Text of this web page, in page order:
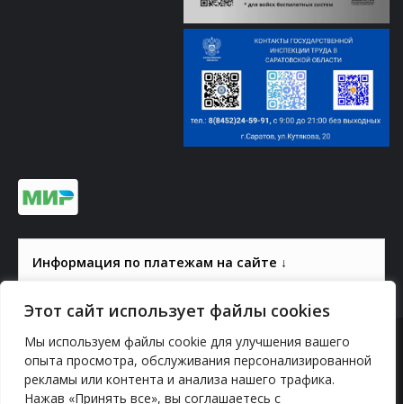
Этот сайт использует файлы cookies
Мы используем файлы cookie для улучшения вашего
опыта просмотра, обслуживания персонализированной
рекламы или контента и анализа нашего трафика.
Нажав «Принять все», вы соглашаетесь с
Информация по платежам на сайте ↓
© 2000-2026, ГАУК СОМ КВЦ
Политика конфиденциальности